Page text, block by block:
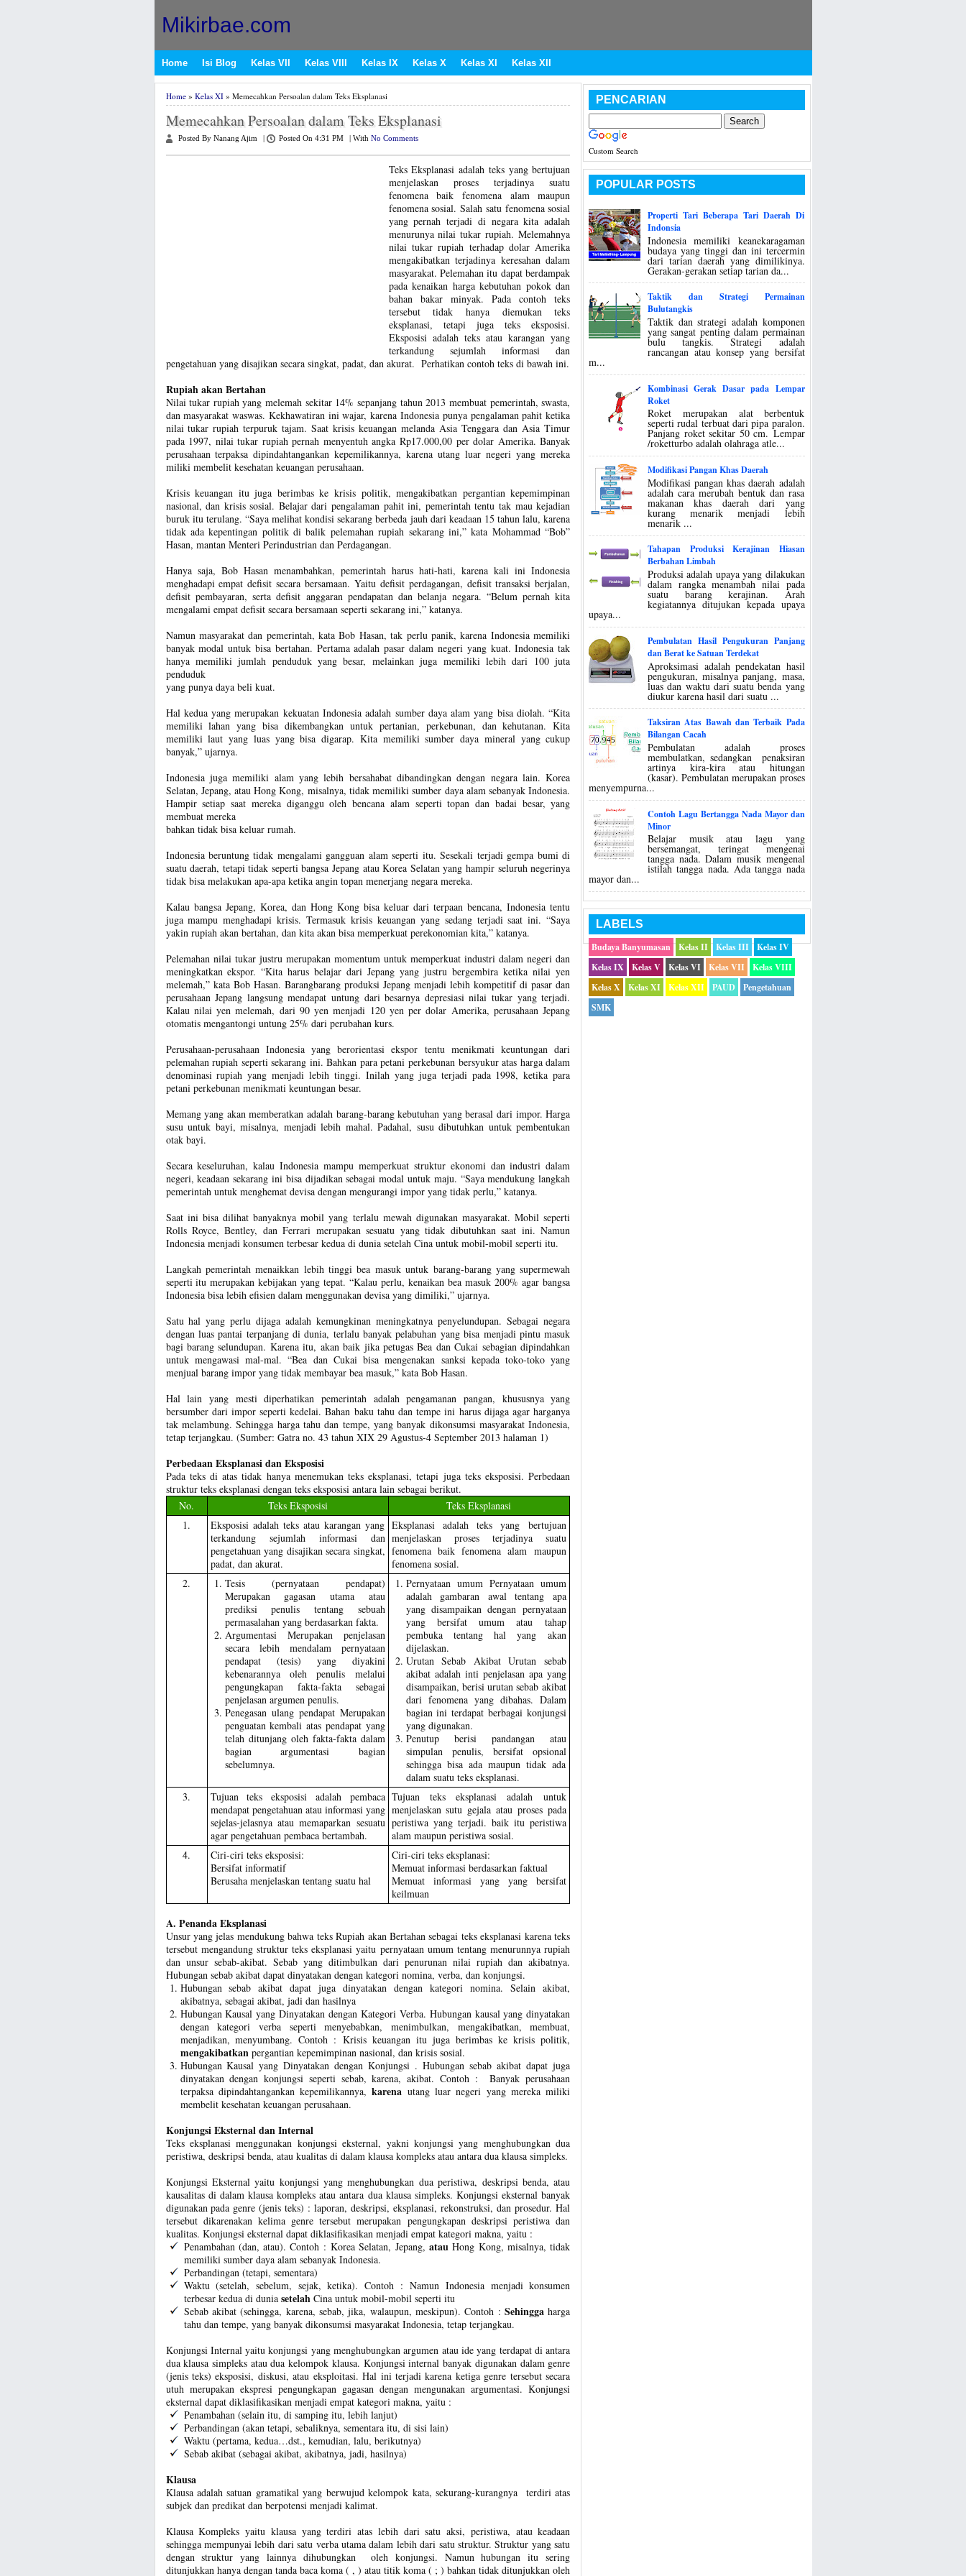
Mikirbae.com
Home Isi Blog Kelas VII Kelas VIII Kelas IX Kelas X Kelas XI Kelas XII
Home» Kelas XI» Memecahkan Persoalan dalam Teks Eksplanasi
Memecahkan Persoalan dalam Teks Eksplanasi
Posted By Nanang Ajim Posted On 4:31 PM With No Comments
Teks Eksplanasi adalah teks yang bertujuan
menjelaskan proses terjadinya suatu
fenomena baik fenomena alam maupun
fenomena sosial. Salah satu fenomena sosial
yang pernah terjadi di negara kita adalah
menurunya nilai tukar rupiah. Melemahnya
nilai tukar rupiah terhadap dolar Amerika
mengakibatkan terjadinya keresahan dalam
masyarakat. Pelemahan itu dapat berdampak
pada kenaikan harga kebutuhan pokok dan
bahan bakar minyak. Pada contoh teks
tersebut tidak hanya diemukan teks
eksplanasi, tetapi juga teks eksposisi.
Eksposisi adalah teks atau karangan yang
terkandung sejumlah informasi dan
pengetahuan yang disajikan secara singkat, padat, dan akurat. Perhatikan contoh teks di bawah ini.
Rupiah akan Bertahan
Nilai tukar rupiah yang melemah sekitar 14% sepanjang tahun 2013 membuat pemerintah, swasta,
dan masyarakat waswas. Kekhawatiran ini wajar, karena Indonesia punya pengalaman pahit ketika
nilai tukar rupiah terpuruk tajam. Saat krisis keuangan melanda Asia Tenggara dan Asia Timur
pada 1997, nilai tukar rupiah pernah menyentuh angka Rp17.000,00 per dolar Amerika. Banyak
perusahaan terpaksa dipindahtangankan kepemilikannya, karena utang luar negeri yang mereka
miliki membelit kesehatan keuangan perusahaan.
Krisis keuangan itu juga berimbas ke krisis politik, mengakibatkan pergantian kepemimpinan
nasional, dan krisis sosial. Belajar dari pengalaman pahit ini, pemerintah tentu tak mau kejadian
buruk itu terulang. “Saya melihat kondisi sekarang berbeda jauh dari keadaan 15 tahun lalu, karena
tidak ada kepentingan politik di balik pelemahan rupiah sekarang ini,” kata Mohammad “Bob”
Hasan, mantan Menteri Perindustrian dan Perdagangan.
Hanya saja, Bob Hasan menambahkan, pemerintah harus hati-hati, karena kali ini Indonesia
menghadapi empat defisit secara bersamaan. Yaitu defisit perdagangan, defisit transaksi berjalan,
defisit pembayaran, serta defisit anggaran pendapatan dan belanja negara. “Belum pernah kita
mengalami empat defisit secara bersamaan seperti sekarang ini,” katanya.
Namun masyarakat dan pemerintah, kata Bob Hasan, tak perlu panik, karena Indonesia memiliki
banyak modal untuk bisa bertahan. Pertama adalah pasar dalam negeri yang kuat. Indonesia tak
hanya memiliki jumlah penduduk yang besar, melainkan juga memiliki lebih dari 100 juta
penduduk
yang punya daya beli kuat.
Hal kedua yang merupakan kekuatan Indonesia adalah sumber daya alam yang bisa diolah. “Kita
memiliki lahan yang bisa dikembangkan untuk pertanian, perkebunan, dan kehutanan. Kita
memiliki laut yang luas yang bisa digarap. Kita memiliki sumber daya mineral yang cukup
banyak,” ujarnya.
Indonesia juga memiliki alam yang lebih bersahabat dibandingkan dengan negara lain. Korea
Selatan, Jepang, atau Hong Kong, misalnya, tidak memiliki sumber daya alam sebanyak Indonesia.
Hampir setiap saat mereka diganggu oleh bencana alam seperti topan dan badai besar, yang
membuat mereka
bahkan tidak bisa keluar rumah.
Indonesia beruntung tidak mengalami gangguan alam seperti itu. Sesekali terjadi gempa bumi di
suatu daerah, tetapi tidak seperti bangsa Jepang atau Korea Selatan yang hampir seluruh negerinya
tidak bisa melakukan apa-apa ketika angin topan menerjang negara mereka.
Kalau bangsa Jepang, Korea, dan Hong Kong bisa keluar dari terpaan bencana, Indonesia tentu
juga mampu menghadapi krisis. Termasuk krisis keuangan yang sedang terjadi saat ini. “Saya
yakin rupiah akan bertahan, dan kita akan bisa memperkuat perekonomian kita,” katanya.
Pelemahan nilai tukar justru merupakan momentum untuk memperkuat industri dalam negeri dan
meningkatkan ekspor. “Kita harus belajar dari Jepang yang justru bergembira ketika nilai yen
melemah,” kata Bob Hasan. Barangbarang produksi Jepang menjadi lebih kompetitif di pasar dan
perusahaan Jepang langsung mendapat untung dari besarnya depresiasi nilai tukar yang terjadi.
Kalau nilai yen melemah, dari 90 yen menjadi 120 yen per dolar Amerika, perusahaan Jepang
otomatis mengantongi untung 25% dari perubahan kurs.
Perusahaan-perusahaan Indonesia yang berorientasi ekspor tentu menikmati keuntungan dari
pelemahan rupiah seperti sekarang ini. Bahkan para petani perkebunan bersyukur atas harga dalam
denominasi rupiah yang menjadi lebih tinggi. Inilah yang juga terjadi pada 1998, ketika para
petani perkebunan menikmati keuntungan besar.
Memang yang akan memberatkan adalah barang-barang kebutuhan yang berasal dari impor. Harga
susu untuk bayi, misalnya, menjadi lebih mahal. Padahal, susu dibutuhkan untuk pembentukan
otak bayi.
Secara keseluruhan, kalau Indonesia mampu memperkuat struktur ekonomi dan industri dalam
negeri, keadaan sekarang ini bisa dijadikan sebagai modal untuk maju. “Saya mendukung langkah
pemerintah untuk menghemat devisa dengan mengurangi impor yang tidak perlu,” katanya.
Saat ini bisa dilihat banyaknya mobil yang terlalu mewah digunakan masyarakat. Mobil seperti
Rolls Royce, Bentley, dan Ferrari merupakan sesuatu yang tidak dibutuhkan saat ini. Namun
Indonesia menjadi konsumen terbesar kedua di dunia setelah Cina untuk mobil-mobil seperti itu.
Langkah pemerintah menaikkan lebih tinggi bea masuk untuk barang-barang yang supermewah
seperti itu merupakan kebijakan yang tepat. “Kalau perlu, kenaikan bea masuk 200% agar bangsa
Indonesia bisa lebih efisien dalam menggunakan devisa yang dimiliki,” ujarnya.
Satu hal yang perlu dijaga adalah kemungkinan meningkatnya penyelundupan. Sebagai negara
dengan luas pantai terpanjang di dunia, terlalu banyak pelabuhan yang bisa menjadi pintu masuk
bagi barang selundupan. Karena itu, akan baik jika petugas Bea dan Cukai sebagian dipindahkan
untuk mengawasi mal-mal. “Bea dan Cukai bisa mengenakan sanksi kepada toko-toko yang
menjual barang impor yang tidak membayar bea masuk,” kata Bob Hasan.
Hal lain yang mesti diperhatikan pemerintah adalah pengamanan pangan, khususnya yang
bersumber dari impor seperti kedelai. Bahan baku tahu dan tempe ini harus dijaga agar harganya
tak melambung. Sehingga harga tahu dan tempe, yang banyak dikonsumsi masyarakat Indonesia,
tetap terjangkau. (Sumber: Gatra no. 43 tahun XIX 29 Agustus-4 September 2013 halaman 1)
Perbedaan Eksplanasi dan Eksposisi
Pada teks di atas tidak hanya menemukan teks eksplanasi, tetapi juga teks eksposisi. Perbedaan
struktur teks eksplanasi dengan teks eksposisi antara lain sebagai berikut.
No.
Teks Eksposisi
Teks Eksplanasi
1.
Eksposisi adalah teks atau karangan yang
terkandung sejumlah informasi dan
pengetahuan yang disajikan secara singkat,
padat, dan akurat.
Eksplanasi adalah teks yang bertujuan
menjelaskan proses terjadinya suatu
fenomena baik fenomena alam maupun
fenomena sosial.
2.
Tesis (pernyataan pendapat)
Merupakan gagasan utama atau
prediksi penulis tentang sebuah
permasalahan yang berdasarkan fakta.
Argumentasi Merupakan penjelasan
secara lebih mendalam pernyataan
pendapat (tesis) yang diyakini
kebenarannya oleh penulis melalui
pengungkapan fakta-fakta sebagai
penjelasan argumen penulis.
Penegasan ulang pendapat Merupakan
penguatan kembali atas pendapat yang
telah ditunjang oleh fakta-fakta dalam
bagian argumentasi bagian
sebelumnya.
Pernyataan umum Pernyataan umum
adalah gambaran awal tentang apa
yang disampaikan dengan pernyataan
yang bersifat umum atau tahap
pembuka tentang hal yang akan
dijelaskan.
Urutan Sebab Akibat Urutan sebab
akibat adalah inti penjelasan apa yang
disampaikan, berisi urutan sebab akibat
dari fenomena yang dibahas. Dalam
bagian ini terdapat berbagai konjungsi
yang digunakan.
Penutup berisi pandangan atau
simpulan penulis, bersifat opsional
sehingga bisa ada maupun tidak ada
dalam suatu teks eksplanasi.
3.
Tujuan teks eksposisi adalah pembaca
mendapat pengetahuan atau informasi yang
sejelas-jelasnya atau memaparkan sesuatu
agar pengetahuan pembaca bertambah.
Tujuan teks eksplanasi adalah untuk
menjelaskan sutu gejala atau proses pada
peristiwa yang terjadi. baik itu peristiwa
alam maupun peristiwa sosial.
4.
Ciri-ciri teks eksposisi:
Bersifat informatif
Berusaha menjelaskan tentang suatu hal
Ciri-ciri teks eksplanasi:
Memuat informasi berdasarkan faktual
Memuat informasi yang yang bersifat
keilmuan
A. Penanda Eksplanasi
Unsur yang jelas mendukung bahwa teks Rupiah akan Bertahan sebagai teks eksplanasi karena teks
tersebut mengandung struktur teks eksplanasi yaitu pernyataan umum tentang menurunnya rupiah
dan unsur sebab-akibat. Sebab yang ditimbulkan dari penurunan nilai rupiah dan akibatnya.
Hubungan sebab akibat dapat dinyatakan dengan kategori nomina, verba, dan konjungsi.
Hubungan sebab akibat dapat juga dinyatakan dengan kategori nomina. Selain akibat,
akibatnya, sebagai akibat, jadi dan hasilnya
Hubungan Kausal yang Dinyatakan dengan Kategori Verba. Hubungan kausal yang dinyatakan
dengan kategori verba seperti menyebabkan, menimbulkan, mengakibatkan, membuat,
menjadikan, menyumbang. Contoh : Krisis keuangan itu juga berimbas ke krisis politik,
mengakibatkanpergantian kepemimpinan nasional, dan krisis sosial.
Hubungan Kausal yang Dinyatakan dengan Konjungsi . Hubungan sebab akibat dapat juga
dinyatakan dengan konjungsi seperti sebab, karena, akibat. Contoh : Banyak perusahaan
terpaksa dipindahtangankan kepemilikannya,karena utang luar negeri yang mereka miliki
membelit kesehatan keuangan perusahaan.
Konjungsi Eksternal dan Internal
Teks eksplanasi menggunakan konjungsi eksternal, yakni konjungsi yang menghubungkan dua
peristiwa, deskripsi benda, atau kualitas di dalam klausa kompleks atau antara dua klausa simpleks.
Konjungsi Eksternal yaitu konjungsi yang menghubungkan dua peristiwa, deskripsi benda, atau
kausalitas di dalam klausa kompleks atau antara dua klausa simpleks. Konjungsi eksternal banyak
digunakan pada genre (jenis teks) : laporan, deskripsi, eksplanasi, rekonstruksi, dan prosedur. Hal
tersebut dikarenakan kelima genre tersebut merupakan pengungkapan deskripsi peristiwa dan
kualitas. Konjungsi eksternal dapat diklasifikasikan menjadi empat kategori makna, yaitu :
Penambahan (dan, atau). Contoh : Korea Selatan, Jepang, atau Hong Kong, misalnya, tidak
memiliki sumber daya alam sebanyak Indonesia.
Perbandingan (tetapi, sementara)
Waktu (setelah, sebelum, sejak, ketika). Contoh : Namun Indonesia menjadi konsumen
terbesar kedua di dunia setelahCina untuk mobil-mobil seperti itu
Sebab akibat (sehingga, karena, sebab, jika, walaupun, meskipun). Contoh : Sehinggaharga
tahu dan tempe, yang banyak dikonsumsi masyarakat Indonesia, tetap terjangkau.
Konjungsi Internal yaitu konjungsi yang menghubungkan argumen atau ide yang terdapat di antara
dua klausa simpleks atau dua kelompok klausa. Konjungsi internal banyak digunakan dalam genre
(jenis teks) eksposisi, diskusi, atau eksploitasi. Hal ini terjadi karena ketiga genre tersebut secara
utuh merupakan ekspresi pengungkapan gagasan dengan mengunakan argumentasi. Konjungsi
eksternal dapat diklasifikasikan menjadi empat kategori makna, yaitu :
Penambahan (selain itu, di samping itu, lebih lanjut)
Perbandingan (akan tetapi, sebaliknya, sementara itu, di sisi lain)
Waktu (pertama, kedua…dst., kemudian, lalu, berikutnya)
Sebab akibat (sebagai akibat, akibatnya, jadi, hasilnya)
Klausa
Klausa adalah satuan gramatikal yang berwujud kelompok kata, sekurang-kurangnya terdiri atas
subjek dan predikat dan berpotensi menjadi kalimat.
Klausa Kompleks yaitu klausa yang terdiri atas lebih dari satu aksi, peristiwa, atau keadaan
sehingga mempunyai lebih dari satu verba utama dalam lebih dari satu struktur. Struktur yang satu
dengan struktur yang lainnya dihubungkan oleh konjungsi. Namun hubungan itu sering
ditunjukkan hanya dengan tanda baca koma ( , ) atau titik koma ( ; ) bahkan tidak ditunjukkan oleh
PENCARIAN
Custom Search
POPULAR POSTS
Properti Tari Beberapa Tari Daerah Di
Indonsia
Indonesia memiliki keanekaragaman
budaya yang tinggi dan ini tercermin
dari tarian daerah yang dimilikinya.
Gerakan-gerakan setiap tarian da...
Taktik dan Strategi Permainan
Bulutangkis
Taktik dan strategi adalah komponen
yang sangat penting dalam permainan
bulu tangkis. Strategi adalah
rancangan atau konsep yang bersifat
m...
Kombinasi Gerak Dasar pada Lempar
Roket
Roket merupakan alat berbentuk
seperti rudal terbuat dari pipa paralon.
Panjang roket sekitar 50 cm. Lempar
/roketturbo adalah olahraga atle...
Modifikasi Pangan Khas Daerah
Modifikasi pangan khas daerah adalah
adalah cara merubah bentuk dan rasa
makanan khas daerah dari yang
kurang menarik menjadi lebih
menarik ...
Tahapan Produksi Kerajinan Hiasan
Berbahan Limbah
Produksi adalah upaya yang dilakukan
dalam rangka menambah nilai pada
suatu barang kerajinan. Arah
kegiatannya ditujukan kepada upaya
upaya...
Pembulatan Hasil Pengukuran Panjang
dan Berat ke Satuan Terdekat
Aproksimasi adalah pendekatan hasil
pengukuran, misalnya panjang, masa,
luas dan waktu dari suatu benda yang
diukur karena hasil dari suatu ...
Taksiran Atas Bawah dan Terbaik Pada
Bilangan Cacah
Pembulatan adalah proses
membulatkan, sedangkan penaksiran
artinya kira-kira atau hitungan
(kasar). Pembulatan merupakan proses
menyempurna...
Contoh Lagu Bertangga Nada Mayor dan
Minor
Belajar musik atau lagu yang
bersemangat, teringat mengenai
tangga nada. Dalam musik mengenal
istilah tangga nada. Ada tangga nada
mayor dan...
LABELS
Budaya Banyumasan
Kelas II Kelas III
Kelas IV
Kelas IX
Kelas V Kelas VI Kelas VII
Kelas VIII
Kelas X
Kelas XI Kelas XII PAUD
Pengetahuan
SMK